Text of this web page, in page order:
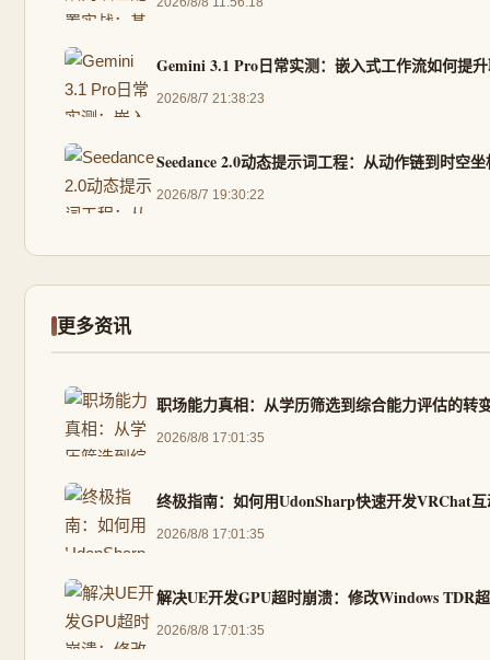
Gemini 3.1 Pro日常实测：嵌入式工作流如何提
2026/8/7 21:38:23
Seedance 2.0动态提示词工程：从动作链到时空
2026/8/7 19:30:22
更多资讯
职场能力真相：从学历筛选到综合能力评估的转
2026/8/8 17:01:35
终极指南：如何用UdonSharp快速开发VRChat
2026/8/8 17:01:35
解决UE开发GPU超时崩溃：修改Windows TDR
2026/8/8 17:01:35